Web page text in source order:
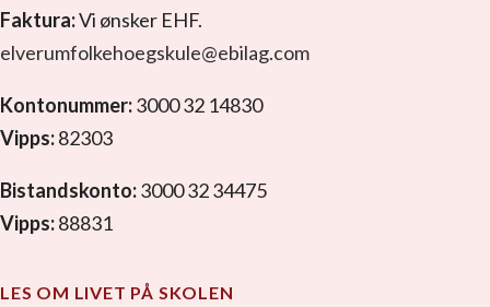
Faktura:Vi ønsker EHF.
elverumfolkehoegskule@ebilag.com
Kontonummer:3000 32 14830
Vipps:82303
Bistandskonto:3000 32 34475
Vipps:88831
LES OM LIVET PÅ SKOLEN